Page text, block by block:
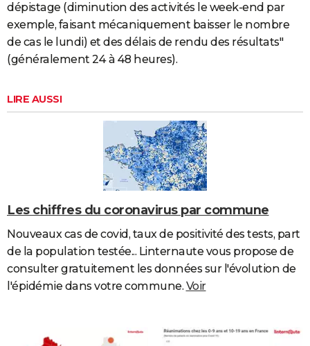
dépistage (diminution des activités le week-end par
exemple, faisant mécaniquement baisser le nombre
de cas le lundi) et des délais de rendu des résultats"
(généralement 24 à 48 heures).
LIRE AUSSI
Les chiffres du coronavirus par commune
Nouveaux cas de covid, taux de positivité des tests, part
de la population testée... Linternaute vous propose de
consulter gratuitement les données sur l'évolution de
l'épidémie dans votre commune. Voir